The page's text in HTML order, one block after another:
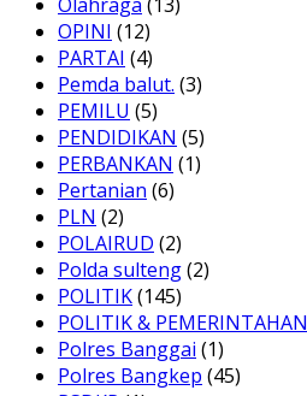
OPINI (12)
PARTAI (4)
Pemda balut. (3)
PEMILU (5)
PENDIDIKAN (5)
PERBANKAN (1)
Pertanian (6)
PLN (2)
POLAIRUD (2)
Polda sulteng(2)
POLITIK(145)
POLITIK & PEMERINTAHAN
Polres Banggai (1)
Polres Bangkep (45)